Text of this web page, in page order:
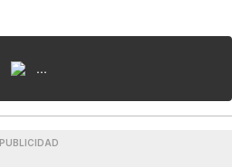
...
PUBLICIDAD